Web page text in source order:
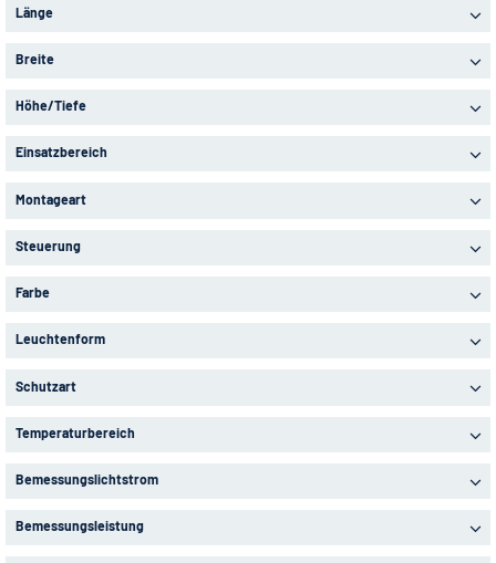
Länge
Breite
Höhe/Tiefe
Einsatzbereich
Montageart
Steuerung
Farbe
Leuchtenform
Schutzart
Temperaturbereich
Bemessungslichtstrom
Bemessungsleistung